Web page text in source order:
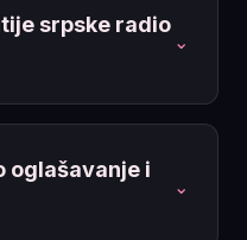
srpske radio
⌄
oglašavanje i
⌄